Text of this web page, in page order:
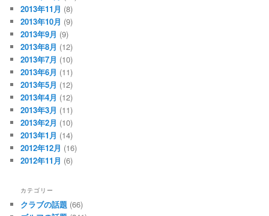
2013年11月 (8)
2013年10月 (9)
2013年9月 (9)
2013年8月 (12)
2013年7月 (10)
2013年6月 (11)
2013年5月 (12)
2013年4月 (12)
2013年3月 (11)
2013年2月 (10)
2013年1月 (14)
2012年12月 (16)
2012年11月 (6)
カテゴリー
クラブの話題 (66)